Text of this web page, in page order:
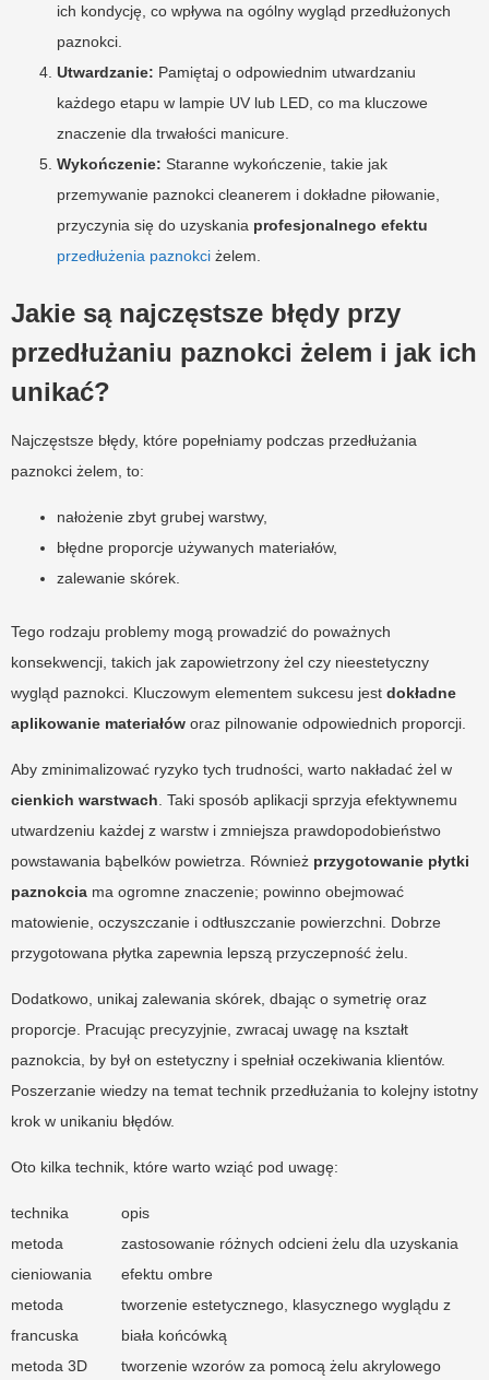
ich kondycję, co wpływa na ogólny wygląd przedłużonych
paznokci.
Utwardzanie: Pamiętaj o odpowiednim utwardzaniu
każdego etapu w lampie UV lub LED, co ma kluczowe
znaczenie dla trwałości manicure.
Wykończenie: Staranne wykończenie, takie jak
przemywanie paznokci cleanerem i dokładne piłowanie,
przyczynia się do uzyskania profesjonalnego efektu
przedłużenia paznokci żelem.
Jakie są najczęstsze błędy przy
przedłużaniu paznokci żelem i jak ich
unikać?
Najczęstsze błędy, które popełniamy podczas przedłużania
paznokci żelem, to:
nałożenie zbyt grubej warstwy,
błędne proporcje używanych materiałów,
zalewanie skórek.
Tego rodzaju problemy mogą prowadzić do poważnych
konsekwencji, takich jak zapowietrzony żel czy nieestetyczny
wygląd paznokci. Kluczowym elementem sukcesu jest dokładne
aplikowanie materiałów oraz pilnowanie odpowiednich proporcji.
Aby zminimalizować ryzyko tych trudności, warto nakładać żel w
cienkich warstwach . Taki sposób aplikacji sprzyja efektywnemu
utwardzeniu każdej z warstw i zmniejsza prawdopodobieństwo
powstawania bąbelków powietrza. Również przygotowanie płytki
paznokcia ma ogromne znaczenie; powinno obejmować
matowienie, oczyszczanie i odtłuszczanie powierzchni. Dobrze
przygotowana płytka zapewnia lepszą przyczepność żelu.
Dodatkowo, unikaj zalewania skórek, dbając o symetrię oraz
proporcje. Pracując precyzyjnie, zwracaj uwagę na kształt
paznokcia, by był on estetyczny i spełniał oczekiwania klientów.
Poszerzanie wiedzy na temat technik przedłużania to kolejny istotny
krok w unikaniu błędów.
Oto kilka technik, które warto wziąć pod uwagę:
technika
opis
metoda
cieniowania
zastosowanie różnych odcieni żelu dla uzyskania
efektu ombre
metoda
francuska
tworzenie estetycznego, klasycznego wyglądu z
biała końcówką
metoda 3D
tworzenie wzorów za pomocą żelu akrylowego